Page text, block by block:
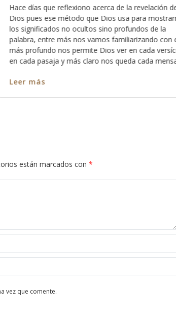
Por alguna razón cuando pensamos en
Dios, antes de que venga a nuestra mente el
estar con Dios, nos asalta el pensamiento
nuestro pecado y vemos difícil el hecho de
vemos difícil el hecho de estar a la “altura” de
situación como para ser aceptos delante
Leer más
están marcados con *
vez que comente.